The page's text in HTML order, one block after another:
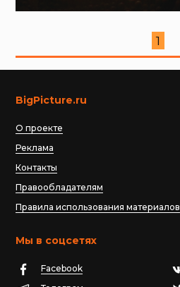
1
BigPicture.ru
О проекте
Реклама
Контакты
Правообладателям
Правила использования материалов
Мы в соцсетях
Facebook